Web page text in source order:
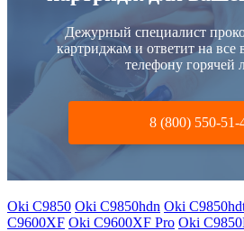
Дежурный специалист
картриджам и ответит на
телефону горячей
8 (800) 550-51-
Oki C9850 Oki C9850hdn Oki
C9600XF Oki C9600XF Pro Oki